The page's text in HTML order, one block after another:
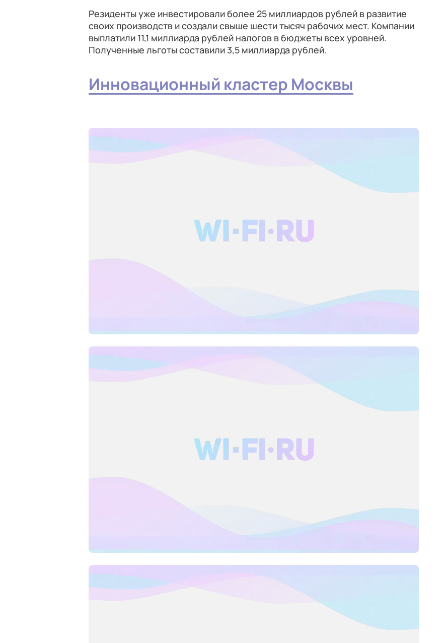
Резиденты уже инвестировали более 25 миллиардов рублей в развитие
своих производств и создали свыше шести тысяч рабочих мест. Компании
выплатили 11,1 миллиарда рублей налогов в бюджеты всех уровней.
Полученные льготы составили 3,5 миллиарда рублей.
Инновационный кластер Москвы